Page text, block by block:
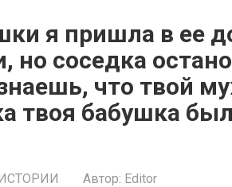
я пришла в ее
соседка
что твой
твоя бабушка
Автор: Editor